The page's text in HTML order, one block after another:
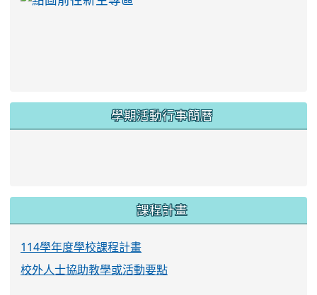
學期活動行事簡曆
課程計畫
114學年度學校課程計畫
校外人士協助教學或活動要點